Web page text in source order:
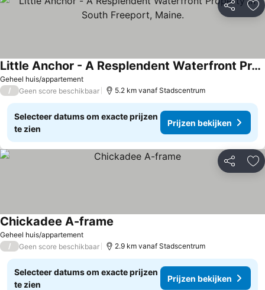
Delen
Geheel huis/appartement
Little Anchor - A Resplendent Waterfront Property In South Freeport, Maine.
/ Geen score beschikbaar 5.2 km vanaf Stadscentrum
Selecteer datums om exacte prijzen
te zien
Prijzen bekijken
Delen
Geheel huis/appartement
Chickadee A-frame
/ Geen score beschikbaar 2.9 km vanaf Stadscentrum
Selecteer datums om exacte prijzen
te zien
Prijzen bekijken